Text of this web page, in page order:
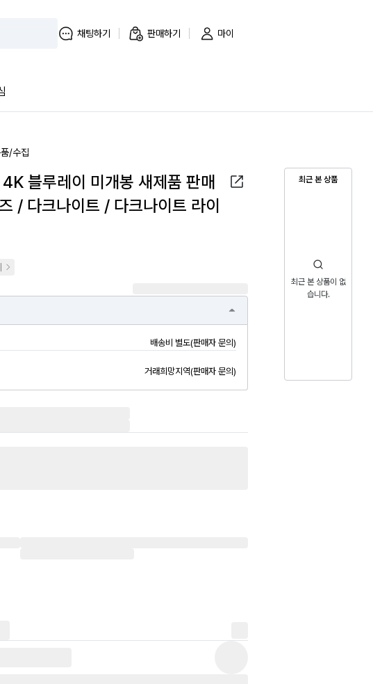
채팅하기 판매하기 마이
최근 본 상품
최근 본 상품이 없
습니다.
/수집
블루레이 미개봉 새제품 판매
/ 다크나이트 / 다크나이트 라이
배송비 별도(판매자 문의)
거래희망지역(판매자 문의)